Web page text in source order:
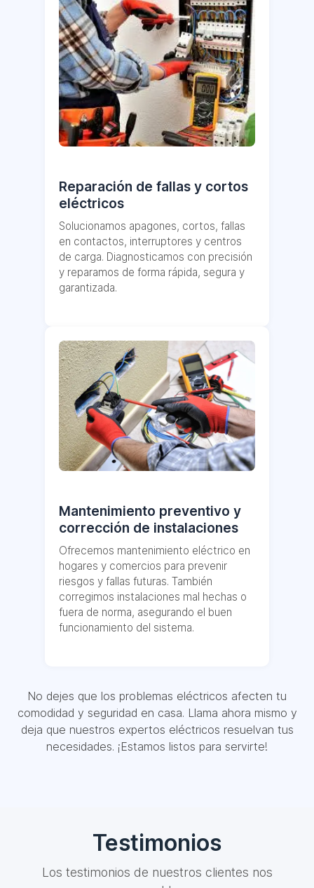
Reparación de fallas y cortos
eléctricos
Solucionamos apagones, cortos, fallas
en contactos, interruptores y centros
de carga. Diagnosticamos con precisión
y reparamos de forma rápida, segura y
garantizada.
Mantenimiento preventivo y
corrección de instalaciones
Ofrecemos mantenimiento eléctrico en
hogares y comercios para prevenir
riesgos y fallas futuras. También
corregimos instalaciones mal hechas o
fuera de norma, asegurando el buen
funcionamiento del sistema.
No dejes que los problemas eléctricos afecten tu
comodidad y seguridad en casa. Llama ahora mismo y
deja que nuestros expertos eléctricos resuelvan tus
necesidades. ¡Estamos listos para servirte!
Testimonios
Los testimonios de nuestros clientes nos